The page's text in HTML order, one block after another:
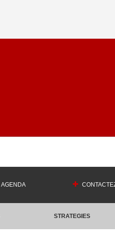
AGENDA
STRATEGIES